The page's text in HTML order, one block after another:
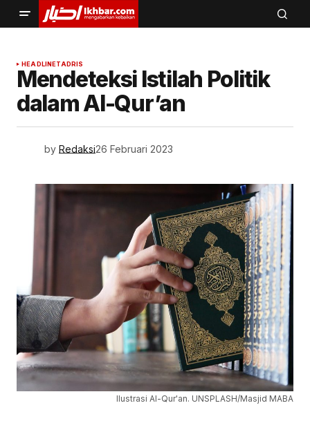
HEADLINETADRIS
Mendeteksi Istilah Politik
dalam Al-Qur’an
by Redaksi26 Februari 2023
Ilustrasi Al-Qur'an. UNSPLASH/Masjid MABA